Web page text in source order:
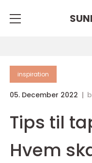
inspiration
05. December 2022
Tips til
Hvem